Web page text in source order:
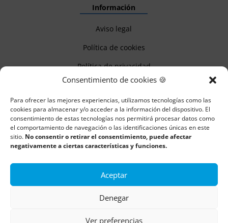
Consentimiento de cookies 🍪
Para ofrecer las mejores experiencias, utilizamos tecnologías como las
cookies para almacenar y/o acceder a la información del dispositivo. El
consentimiento de estas tecnologías nos permitirá procesar datos como
el comportamiento de navegación o las identificaciones únicas en este
sitio. No consentir o retirar el consentimiento, puede afectar
negativamente a ciertas características y funciones.
Aceptar
Denegar
Ver preferencias
Información
Aviso legal
Política de cookies
Política de privacidad
Todos los derechos reservados | Copyright 2018 – 2024 ©
Boulders